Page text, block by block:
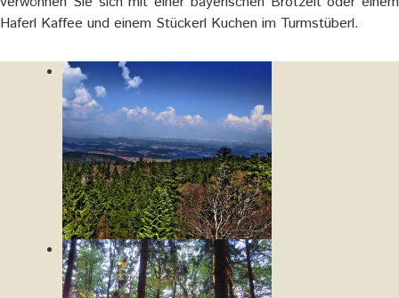
Haferl Kaffee und einem Stückerl Kuchen im Turmstüberl.